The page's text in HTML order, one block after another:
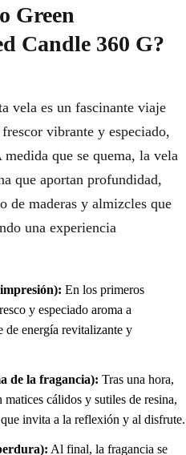
Green
Candle 360 G?
vela es un fascinante viaje
vibrante y especiado,
que se quema, la vela
que aportan profundidad,
de maderas y almizcles que
una experiencia
En los primeros
y especiado aroma a
de energía revitalizante y
de la fragancia): Tras una hora,
cálidos y sutiles de resina,
invita a la reflexión y al disfrute.
Al final, la fragancia se